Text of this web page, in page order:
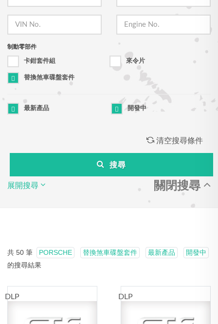
制動零部件
卡鉗套件組 來令片
替換煞車碟盤套件
最新產品 開發中
清空搜尋條件
搜尋
關閉搜尋
展開搜尋
共 50 筆 PORSCHE 替換煞車碟盤套件 最新產品
開發中
的搜尋結果
DLP DLP